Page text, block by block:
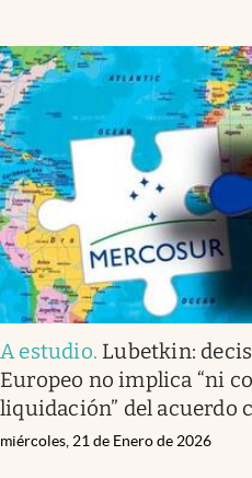
A estudio. Lubetkin:
Europeo no implica “ni
liquidación” del acuerdo
miércoles, 21 de Enero de 2026